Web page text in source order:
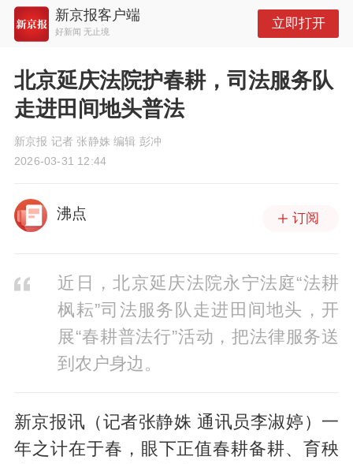
新京报客户端
好新闻 无止境
立即打开
北京延庆法院护春耕，司法服务队
走进田间地头普法
新京报 记者 张静姝 编辑 彭冲
2026-03-31 12:44
沸点 订阅
近日，北京延庆法院永宁法庭“法耕
枫耘”司法服务队走进田间地头，开
展“春耕普法行”活动，把法律服务送
到农户身边。
新京报讯（记者张静姝 通讯员李淑婷）一
年之计在于春，眼下正值春耕备耕、育秧